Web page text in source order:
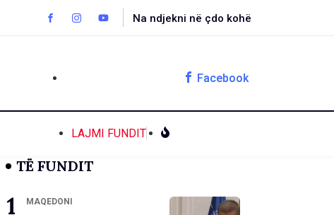
Na ndjekni në çdo kohë
Facebook
LAJMI FUNDIT
TË FUNDIT
MAQEDONI